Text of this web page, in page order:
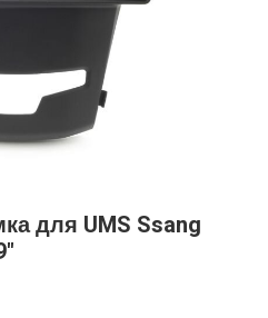
для UMS Ssang